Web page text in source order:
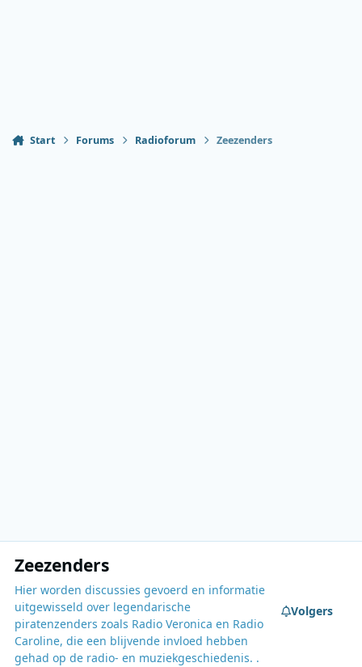
Start Forums Radioforum Zeezenders
Zeezenders
Hier worden discussies gevoerd en informatie
uitgewisseld over legendarische
piratenzenders zoals Radio Veronica en Radio
Caroline, die een blijvende invloed hebben
gehad op de radio- en muziekgeschiedenis. .
Volgers